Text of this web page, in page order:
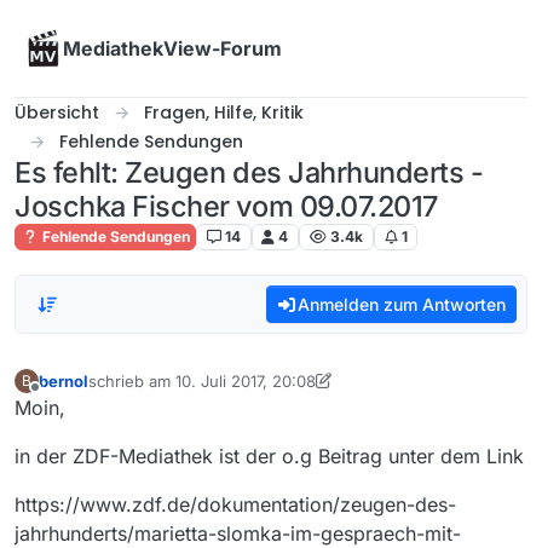
MediathekView-Forum
Übersicht
Fragen, Hilfe, Kritik
Fehlende Sendungen
Es fehlt: Zeugen des Jahrhunderts -
Joschka Fischer vom 09.07.2017
Fehlende Sendungen 14 4 3.4k 1
Anmelden zum Antworten
B
Offline
bernolschrieb am 10. Juli 2017, 20:08
zuletzt editiert von bernol7. Okt. 2017, 22:35
Moin,
in der ZDF-Mediathek ist der o.g Beitrag unter dem Link
https://www.zdf.de/dokumentation/zeugen-des-
jahrhunderts/marietta-slomka-im-gespraech-mit-